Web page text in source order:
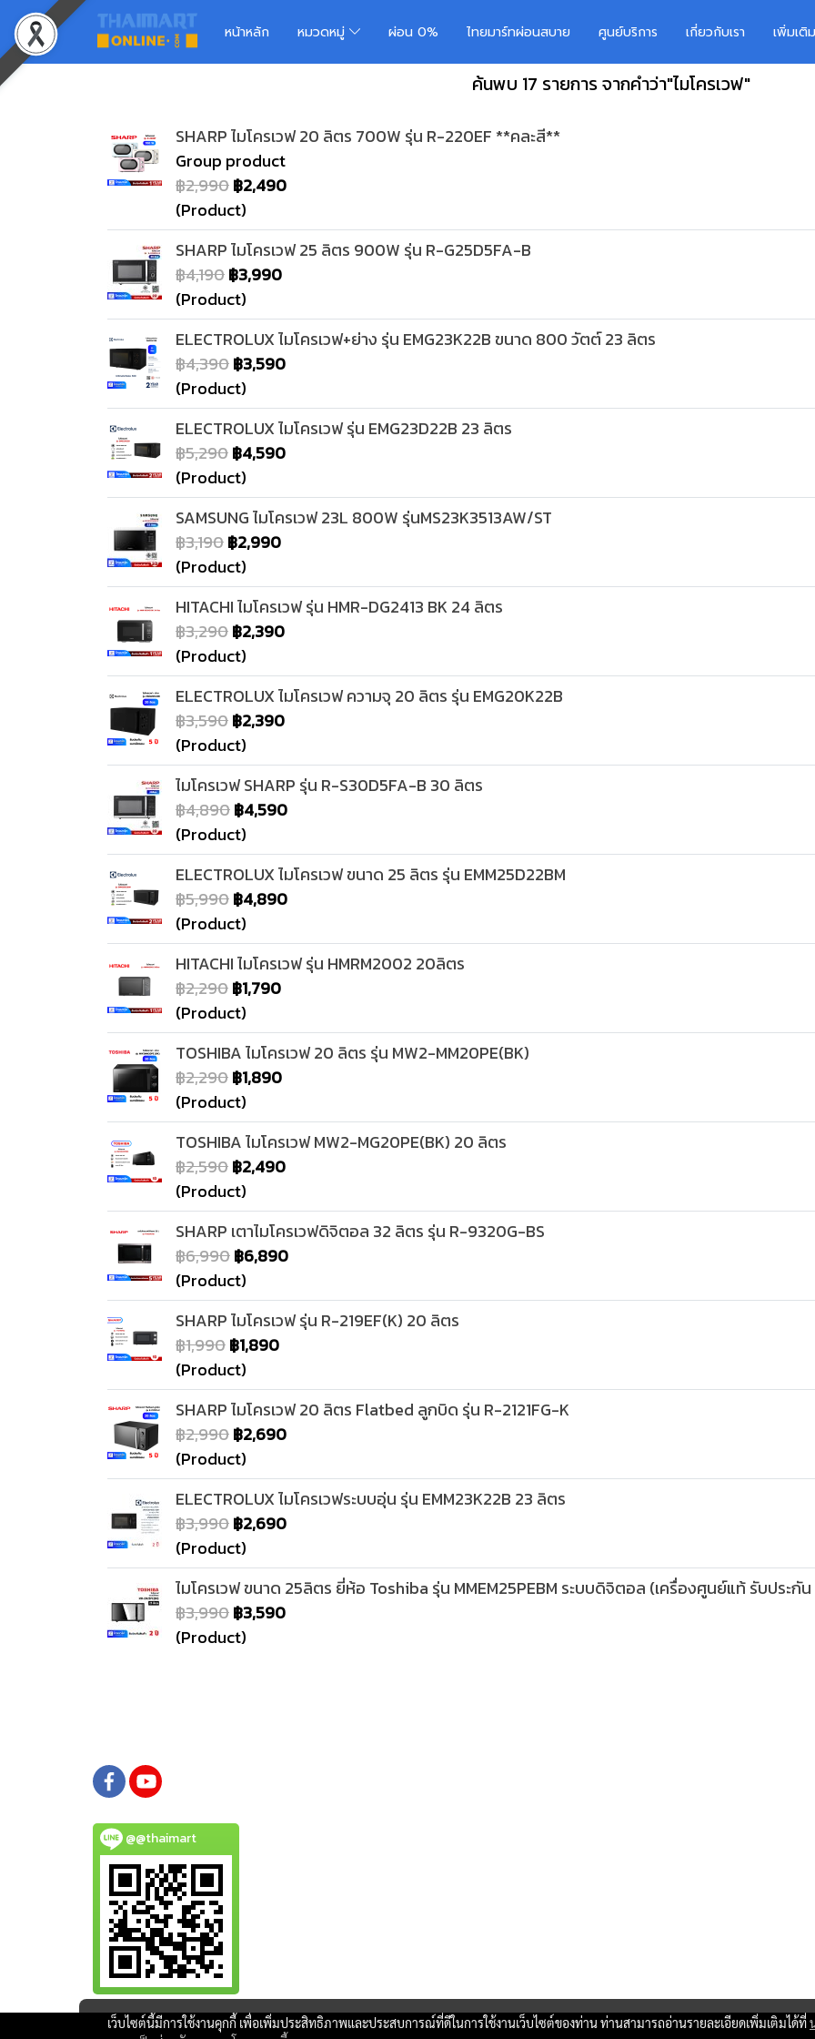
หน้าหลัก หมวดหมู่ ผ่อน 0% ไทยมาร์ทผ่อนสบาย ศูนย์บริการ เกี่ยวกับเรา เพิ่มเ
ค้นพบ 17 รายการ จากคำว่า"ไมโครเวฟ"
SHARP ไมโครเวฟ 20 ลิตร 700W รุ่น R-220EF **คละสี**
Group product
฿2,990฿2,490
(Product)
SHARP ไมโครเวฟ 25 ลิตร 900W รุ่น R-G25D5FA-B
฿4,190฿3,990
(Product)
ELECTROLUX ไมโครเวฟ+ย่าง รุ่น EMG23K22B ขนาด 800 วัตต์ 23 ลิตร
฿4,390฿3,590
(Product)
ELECTROLUX ไมโครเวฟ รุ่น EMG23D22B 23 ลิตร
฿5,290฿4,590
(Product)
SAMSUNG ไมโครเวฟ 23L 800W รุ่นMS23K3513AW/ST
฿3,190฿2,990
(Product)
HITACHI ไมโครเวฟ รุ่น HMR-DG2413 BK 24 ลิตร
฿3,290฿2,390
(Product)
ELECTROLUX ไมโครเวฟ ความจุ 20 ลิตร รุ่น EMG20K22B
฿3,590฿2,390
(Product)
ไมโครเวฟ SHARP รุ่น R-S30D5FA-B 30 ลิตร
฿4,890฿4,590
(Product)
ELECTROLUX ไมโครเวฟ ขนาด 25 ลิตร รุ่น EMM25D22BM
฿5,990฿4,890
(Product)
HITACHI ไมโครเวฟ รุ่น HMRM2002 20ลิตร
฿2,290฿1,790
(Product)
TOSHIBA ไมโครเวฟ 20 ลิตร รุ่น MW2-MM20PE(BK)
฿2,290฿1,890
(Product)
TOSHIBA ไมโครเวฟ MW2-MG20PE(BK) 20 ลิตร
฿2,590฿2,490
(Product)
SHARP เตาไมโครเวฟดิจิตอล 32 ลิตร รุ่น R-9320G-BS
฿6,990฿6,890
(Product)
SHARP ไมโครเวฟ รุ่น R-219EF(K) 20 ลิตร
฿1,990฿1,890
(Product)
SHARP ไมโครเวฟ 20 ลิตร Flatbed ลูกบิด รุ่น R-2121FG-K
฿2,990฿2,690
(Product)
ELECTROLUX ไมโครเวฟระบบอุ่น รุ่น EMM23K22B 23 ลิตร
฿3,990฿2,690
(Product)
ไมโครเวฟ ขนาด 25ลิตร ยี่ห้อ Toshiba รุ่น MMEM25PEBM ระบบดิจิตอล (เครื่องศูนย์แท้ รับประกั
฿3,990฿3,590
(Product)
@@thaimart
Copy right by www.thaimartonline.com
เว็บไซต์นี้มีการใช้งานคุกกี้ เพื่อเพิ่มประสิทธิภาพและประสบการณ์ที่ดีในการใช้งานเว็บไซต์ของท่าน ท่านสามารถอ่านรายละเอียดเพิ่มเติมได้ที่